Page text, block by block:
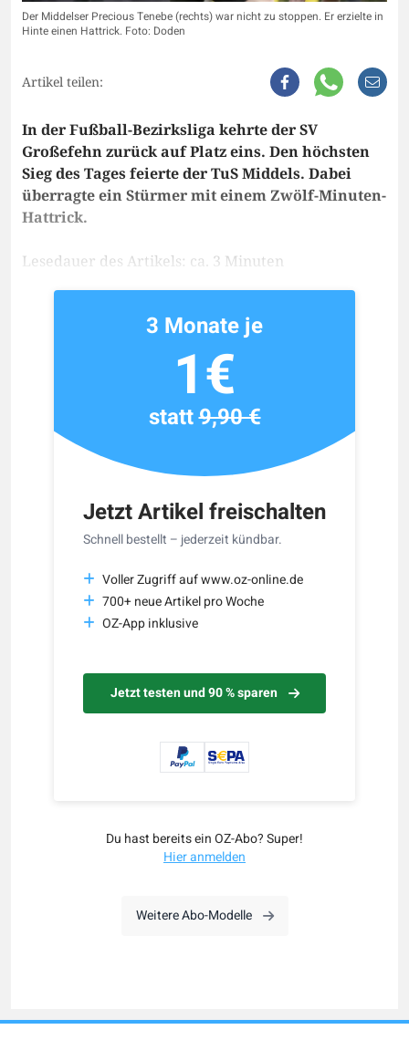
Der Middelser Precious Tenebe (rechts) war nicht zu stoppen. Er erzielte in
Hinte einen Hattrick. Foto: Doden
Artikel teilen:
In der Fußball-Bezirksliga kehrte der SV
Großefehn zurück auf Platz eins. Den höchsten
Sieg des Tages feierte der TuS Middels. Dabei
überragte ein Stürmer mit einem Zwölf-Minuten-
Hattrick.
Lesedauer des Artikels: ca. 3 Minuten
Jetzt Artikel freischalten
Schnell bestellt – jederzeit kündbar.
Voller Zugriff auf www.oz-online.de
700+ neue Artikel pro Woche
OZ-App inklusive
Jetzt testen und 90 % sparen
3 Monate je
1€
statt9,90 €
Du hast bereits ein OZ-Abo? Super!
Hier anmelden
Weitere Abo-Modelle